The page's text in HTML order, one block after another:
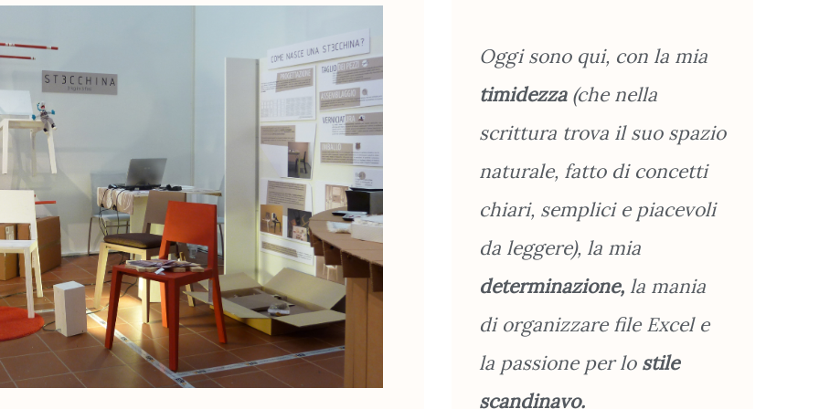
Oggi sono qui, con la mia
timidezza (che nella
scrittura trova il suo spazio
naturale, fatto di concetti
chiari, semplici e piacevoli
da leggere), la mia
determinazione, la mania
di organizzare file Excel e
la passione per lo stile
scandinavo.